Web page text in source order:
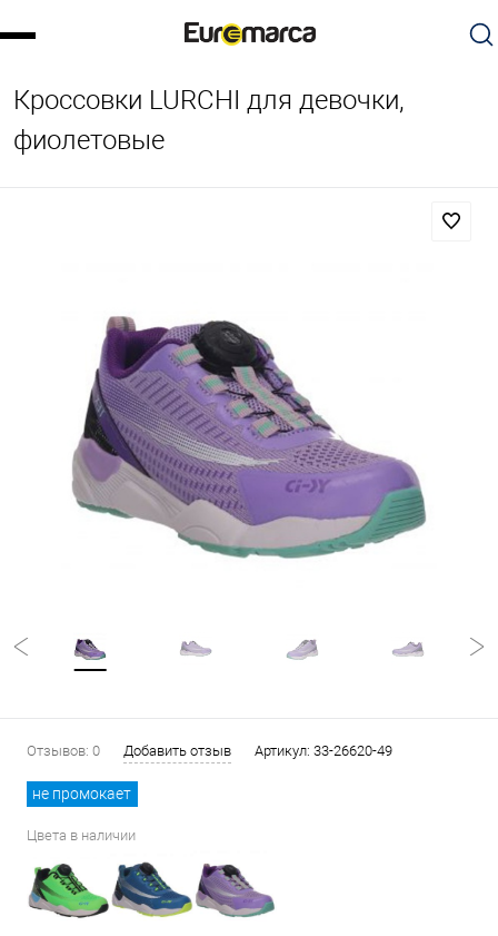
Кроссовки LURCHI для девочки,
фиолетовые
Отзывов: 0 Добавить отзыв Артикул: 33-26620-49
не промокает
Цвета в наличии